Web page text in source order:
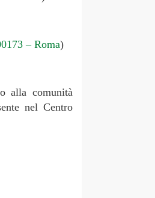
– Roma)
alla comunità
nel Centro